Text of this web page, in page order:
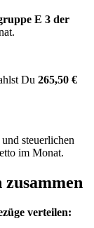
E 3 der
Du 265,50 €
und steuerlichen
im Monat.
zusammen
verteilen: